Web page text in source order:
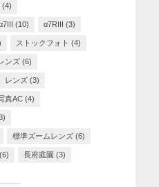
(4)
(10) α7RIII (3)
ストックフォト (4)
ンズ(6)
レンズ(3)
真AC(4)
標準ズームレンズ(6)
長府庭園 (3)